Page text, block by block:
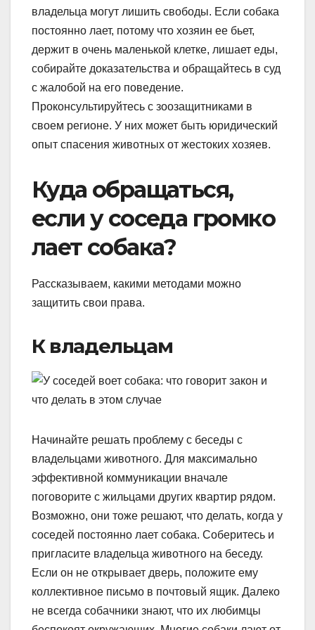
владельца могут лишить свободы. Если собака
постоянно лает, потому что хозяин ее бьет,
держит в очень маленькой клетке, лишает еды,
собирайте доказательства и обращайтесь в суд
с жалобой на его поведение.
Проконсультируйтесь с зоозащитниками в
своем регионе. У них может быть юридический
опыт спасения животных от жестоких хозяев.
Куда обращаться,
если у соседа громко
лает собака?
Рассказываем, какими методами можно
защитить свои права.
К владельцам
Начинайте решать проблему с беседы с
владельцами животного. Для максимально
эффективной коммуникации вначале
поговорите с жильцами других квартир рядом.
Возможно, они тоже решают, что делать, когда у
соседей постоянно лает собака. Соберитесь и
пригласите владельца животного на беседу.
Если он не открывает дверь, положите ему
коллективное письмо в почтовый ящик. Далеко
не всегда собачники знают, что их любимцы